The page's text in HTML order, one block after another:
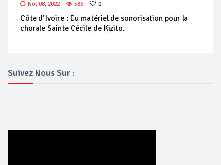
Nov 08, 2022 536 0
Côte d’Ivoire : Du matériel de sonorisation pour la
chorale Sainte Cécile de Kizito.
Suivez Nous Sur :